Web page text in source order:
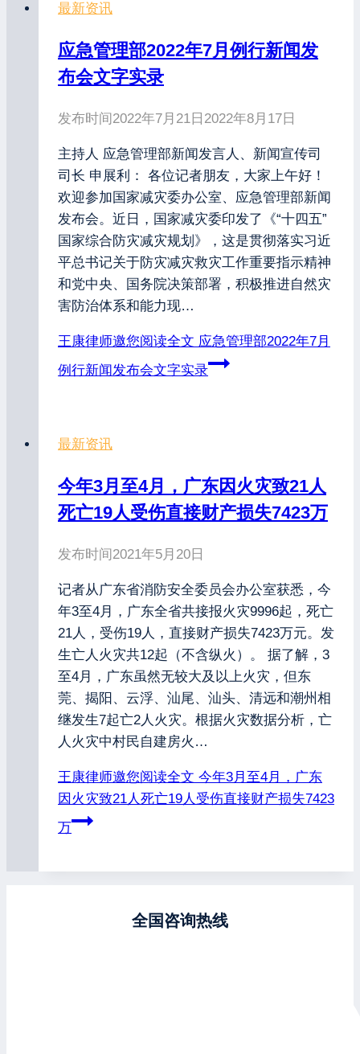
最新资讯
应急管理部2022年7月例行新闻发
布会文字实录
发布时间2022年7月21日 2022年8月17日
主持人 应急管理部新闻发言人、新闻宣传司
司长 申展利： 各位记者朋友，大家上午好！
欢迎参加国家减灾委办公室、应急管理部新闻
发布会。近日，国家减灾委印发了《“十四五”
国家综合防灾减灾规划》，这是贯彻落实习近
平总书记关于防灾减灾救灾工作重要指示精神
和党中央、国务院决策部署，积极推进自然灾
害防治体系和能力现…
王康律师邀您阅读全文 应急管理部2022年7月
例行新闻发布会文字实录
最新资讯
今年3月至4月，广东因火灾致21人
死亡19人受伤直接财产损失7423万
发布时间2021年5月20日
记者从广东省消防安全委员会办公室获悉，今
年3至4月，广东全省共接报火灾9996起，死亡
21人，受伤19人，直接财产损失7423万元。发
生亡人火灾共12起（不含纵火）。 据了解，3
至4月，广东虽然无较大及以上火灾，但东
莞、揭阳、云浮、汕尾、汕头、清远和潮州相
继发生7起亡2人火灾。根据火灾数据分析，亡
人火灾中村民自建房火…
王康律师邀您阅读全文 今年3月至4月，广东
因火灾致21人死亡19人受伤直接财产损失7423
万
全国咨询热线